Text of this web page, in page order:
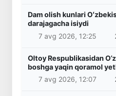
Dam olish kunlari
darajagacha isiydi
7 avg 2026, 12:25
Oltoy Respublikasidan
boshga yaqin qoramol
7 avg 2026, 12:07